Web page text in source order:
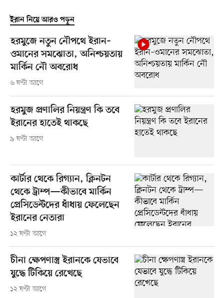
ইরান নিয়ে আরও পড়ুন
হরমুজে নতুন নৌপথে ইরান–
ওমানের সমঝোতা, অনিশ্চয়তায়
মার্কিন নৌ অবরোধ
৬ ঘণ্টা আগে
হরমুজ প্রণালির নিয়ন্ত্রণ কি তবে
ইরানের হাতেই থাকছে
৯ ঘণ্টা আগে
কার্টার থেকে রিগ্যান, ক্লিনটন
থেকে ট্রাম্প—কীভাবে মার্কিন
প্রেসিডেন্টদের ধাঁধায় ফেলেছেন
ইরানের নেতারা
১২ ঘণ্টা আগে
চীনা ক্ষেপণাস্ত্র ইরানকে যেভাবে
যুদ্ধে টিকিয়ে রেখেছে
১২ ঘণ্টা আগে